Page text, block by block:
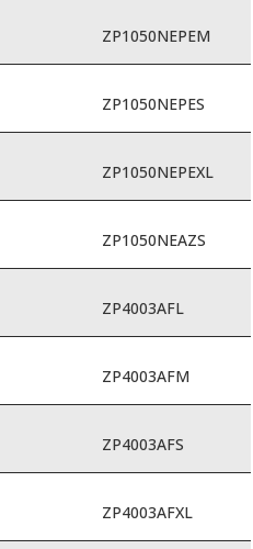
ZP1050NEPEM
ZP1050NEPES
ZP1050NEPEXL
ZP1050NEAZS
ZP4003AFL
ZP4003AFM
ZP4003AFS
ZP4003AFXL